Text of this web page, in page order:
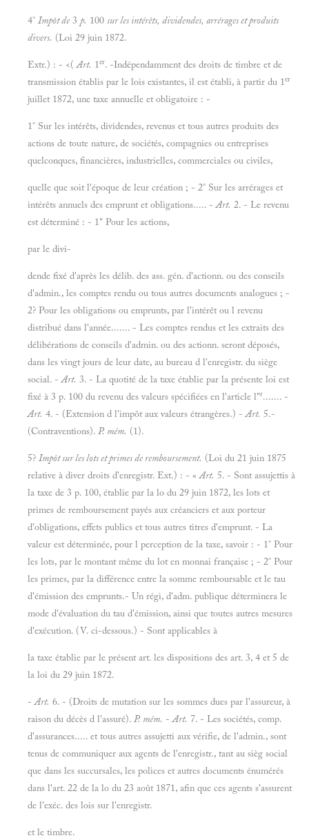
4° Impôt de 3 p. 100 sur les intérêts, dividendes, arrérages et produits
divers. (Loi 29 juin 1872.
Extr.) : - <(Art. 1er. -Indépendamment des droits de timbre et de
transmission établis par le lois existantes, il est établi, à partir du 1er
juillet 1872, une taxe annuelle et obligatoire : -
1° Sur les intérêts, dividendes, revenus et tous autres produits des
actions de toute nature, de sociétés, compagnies ou entreprises
quelconques, financières, industrielles, commerciales ou civiles,
quelle que soit l'époque de leur création ; - 2° Sur les arrérages et
intérêts annuels des emprunt et obligations..... -Art. 2. - Le revenu
est déterminé : - 1" Pour les actions,
par le divi-
dende fixé d'après les délib. des ass. gén. d'actionn. ou des conseils
d'admin., les comptes rendu ou tous autres documents analogues ; -
2? Pour les obligations ou emprunts, par l'intérêt ou l revenu
distribué dans l'année....... - Les comptes rendus et les extraits des
délibérations de conseils d'admin. ou des actionn. seront déposés,
dans les vingt jours de leur date, au bureau d l'enregistr. du siège
social. -Art. 3. - La quotité de la taxe établie par la présente loi est
fixé à 3 p. 100 du revenu des valeurs spécifiées en l'article l"r....... -
Art. 4. - (Extension d l'impôt aux valeurs étrangères.) -Art. 5.-
(Contraventions). P. mém. (1).
5? Impôt sur les lots et primes de remboursement. (Loi du 21 juin 1875
relative à diver droits d'enregistr. Ext.) : - «Art. 5. - Sont assujettis à
la taxe de 3 p. 100, établie par la lo du 29 juin 1872, les lots et
primes de remboursement payés aux créanciers et aux porteur
d'obligations, effets publics et tous autres titres d'emprunt. - La
valeur est déterminée, pour l perception de la taxe, savoir : - 1° Pour
les lots, par le montant même du lot en monnai française ; - 2° Pour
les primes, par la différence entre la somme remboursable et le tau
d'émission des emprunts.- Un régi, d'adm. publique déterminera le
mode d'évaluation du tau d'émission, ainsi que toutes autres mesures
d'exécution. (V. ci-dessous.) - Sont applicables à
la taxe établie par le présent art. les dispositions des art. 3, 4 et 5 de
la loi du 29 juin 1872.
-Art. 6. - (Droits de mutation sur les sommes dues par l'assureur, à
raison du décès d l'assuré). P. mém. -Art. 7. - Les sociétés, comp.
d'assurances..... et tous autres assujetti aux vérifie, de l'admin., sont
tenus de communiquer aux agents de l'enregistr., tant au sièg social
que dans les succursales, les polices et autres documents énumérés
dans l'art. 22 de la lo du 23 août 1871, afin que ces agents s'assurent
de l'exéc. des lois sur l'enregistr.
et le timbre.